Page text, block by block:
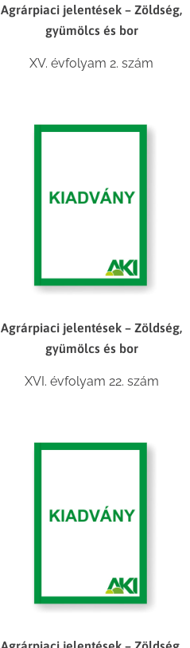
Agrárpiaci jelentések – Zöldség,
gyümölcs és bor
XV. évfolyam 2. szám
Agrárpiaci jelentések – Zöldség,
gyümölcs és bor
XVI. évfolyam 22. szám